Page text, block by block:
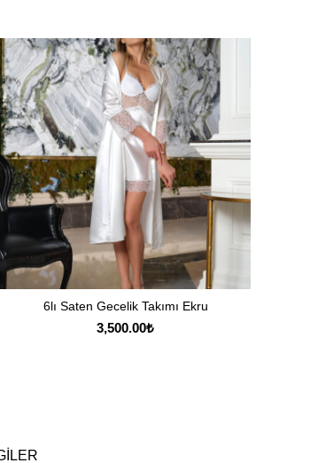
SEÇENEKLER
6lı Saten Gecelik Takımı Ekru
3,500.00₺